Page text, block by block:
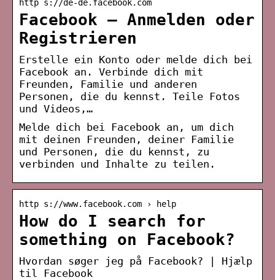
http s://de-de.facebook.com
Facebook – Anmelden oder
Registrieren
Erstelle ein Konto oder melde dich bei
Facebook an. Verbinde dich mit
Freunden, Familie und anderen
Personen, die du kennst. Teile Fotos
und Videos,…
Melde dich bei Facebook an, um dich
mit deinen Freunden, deiner Familie
und Personen, die du kennst, zu
verbinden und Inhalte zu teilen.
http s://www.facebook.com › help
How do I search for
something on Facebook?
Hvordan søger jeg på Facebook? | Hjælp
til Facebook